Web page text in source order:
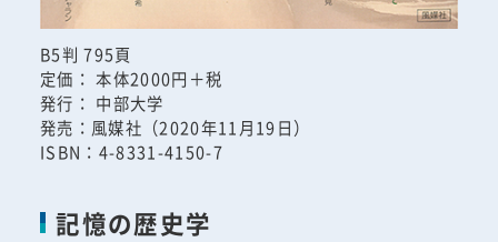
B5判 795頁
定価： 本体2000円＋税
発行： 中部大学
発売：風媒社（2020年11月19日）
ISBN：4-8331-4150-7
記憶の歴史学